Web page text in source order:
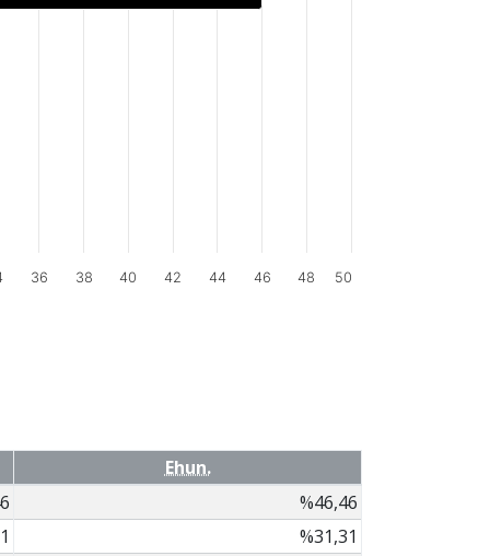
36 38 40 42 44 46 48 50
Ehun.
%46,46
%31,31